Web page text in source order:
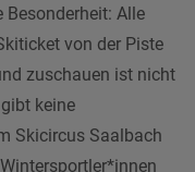
Besonderheit: Alle
von der Piste
zuschauen ist nicht
keine
Skicircus Saalbach